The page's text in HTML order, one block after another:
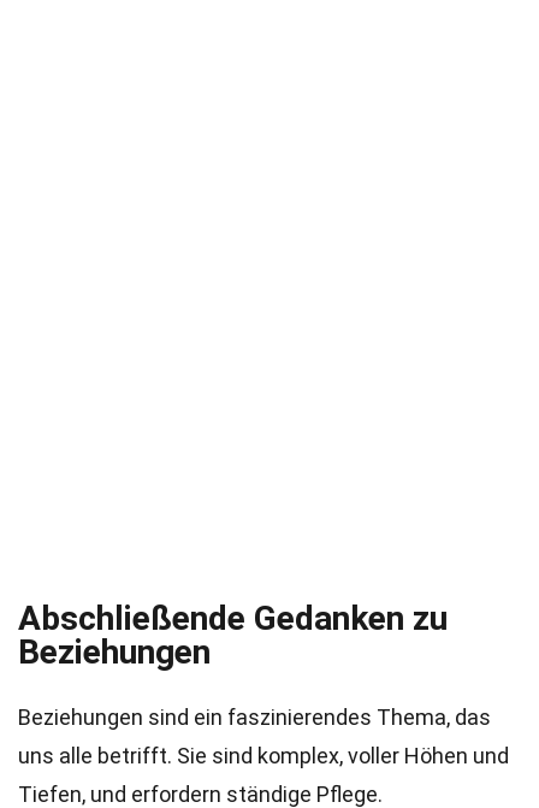
Abschließende Gedanken zu
Beziehungen
Beziehungen sind ein faszinierendes Thema, das
uns alle betrifft. Sie sind komplex, voller Höhen und
Tiefen, und erfordern ständige Pflege.